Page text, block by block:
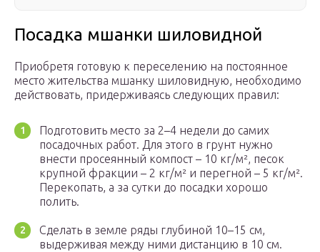
Посадка мшанки шиловидной
Приобретя готовую к переселению на постоянное
место жительства мшанку шиловидную, необходимо
действовать, придерживаясь следующих правил:
Подготовить место за 2–4 недели до самих
посадочных работ. Для этого в грунт нужно
внести просеянный компост – 10 кг/м², песок
крупной фракции – 2 кг/м² и перегной – 5 кг/м².
Перекопать, а за сутки до посадки хорошо
полить.
Сделать в земле ряды глубиной 10–15 см,
выдерживая между ними дистанцию в 10 см.